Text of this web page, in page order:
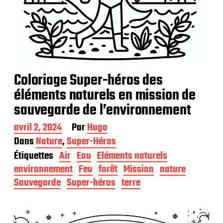
Coloriage Super-héros des
éléments naturels en mission de
sauvegarde de l’environnement
D
a
t
e
d
e
p
b
l
avril 2, 2024 ParHugo
DansNature,Super-Héros
Étiquettes Air Eau Eléments naturels
environnement Feu forêt Mission nature
Sauvegarde Super-héros terre